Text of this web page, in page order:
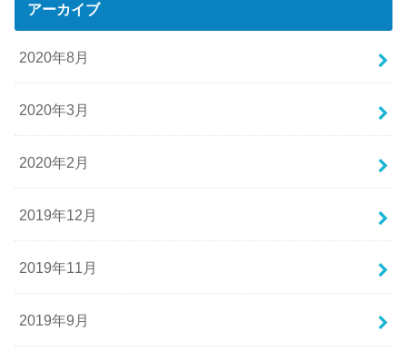
アーカイブ
2020年8月
2020年3月
2020年2月
2019年12月
2019年11月
2019年9月